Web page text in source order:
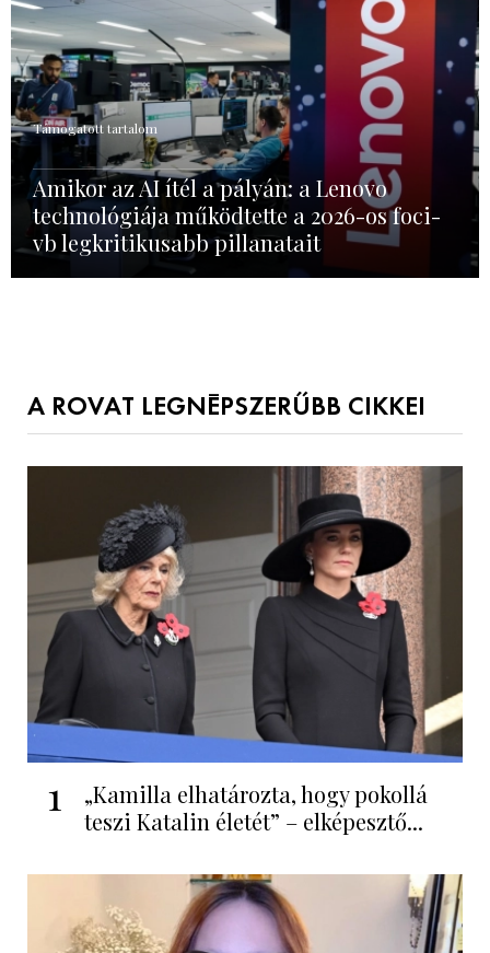
Támogatott tartalom
Amikor az AI ítél a pályán: a Lenovo
technológiája működtette a 2026-os foci-
vb legkritikusabb pillanatait
A ROVAT LEGNÉPSZERŰBB CIKKEI
1
„Kamilla elhatározta, hogy pokollá
teszi Katalin életét” – elképesztő...